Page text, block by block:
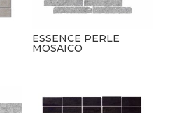
ESSENCE PERLE
MOSAICO